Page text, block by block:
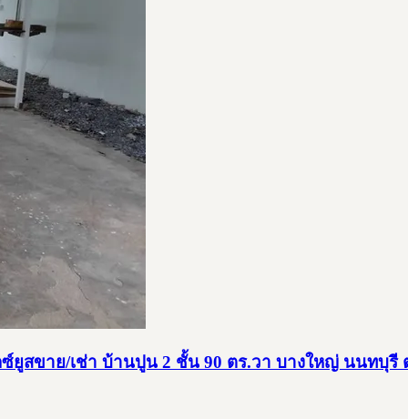
ยูสขาย/เช่า บ้านปูน 2 ชั้น 90 ตร.วา บางใหญ่ นนทบุรี